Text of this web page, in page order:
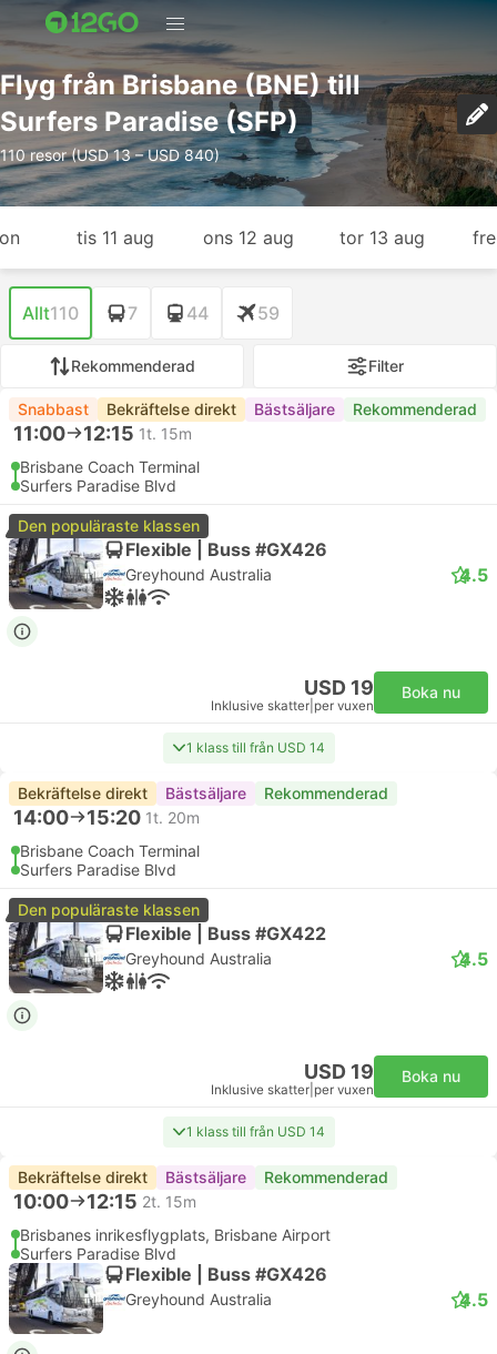
Flyg från Brisbane (BNE) till
Surfers Paradise (SFP)
110 resor (USD 13 – USD 840)
tis 11 aug ons 12 aug tor 13 aug
Allt110 7 44 59
Rekommenderad Filter
Snabbast Bekräftelse direkt Bästsäljare Rekommenderad
11:00 12:15 1t. 15m
Brisbane Coach Terminal
Surfers Paradise Blvd
Den populäraste klassen
Flexible | Buss #GX426
Greyhound Australia 4.5
USD 19
Inklusive skatter per vuxen
Boka nu
1 klass till från USD 14
Bekräftelse direkt Bästsäljare Rekommenderad
14:00 15:20 1t. 20m
Brisbane Coach Terminal
Surfers Paradise Blvd
Den populäraste klassen
Flexible | Buss #GX422
Greyhound Australia 4.5
USD 19
Inklusive skatter per vuxen
Boka nu
1 klass till från USD 14
Bekräftelse direkt Bästsäljare Rekommenderad
10:00 12:15 2t. 15m
Brisbanes inrikesflygplats, Brisbane Airport
Surfers Paradise Blvd
Flexible | Buss #GX426
Greyhound Australia 4.5